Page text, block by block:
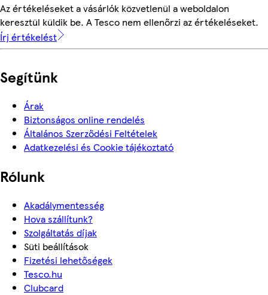
Az értékeléseket a vásárlók közvetlenül a weboldalon
keresztül küldik be. A Tesco nem ellenőrzi az értékeléseket.
Írj értékelést
Segítünk
Árak
Biztonságos online rendelés
Általános Szerződési Feltételek
Adatkezelési és Cookie tájékoztató
Rólunk
Akadálymentesség
Hova szállítunk?
Szolgáltatás díjak
Süti beállítások
Fizetési lehetőségek
Tesco.hu
Clubcard